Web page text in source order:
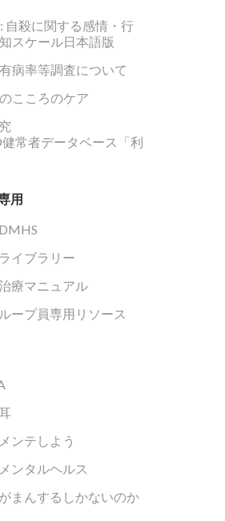
自殺に関する感情・行
スケール日本語版
病率等調査について
こころのケア
健常者データベース「利
用
イブラリー
療マニュアル
ープ員専用リソース
ンテしよう
ンタルヘルス
まんするしかないのか